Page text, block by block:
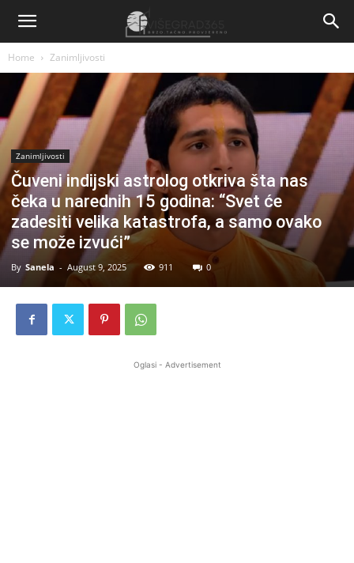
Home Zanimljivosti
Zanimljivosti
Čuveni indijski astrolog otkriva šta nas
čeka u narednih 15 godina: “Svet će
zadesiti velika katastrofa, a samo ovako
se može izvući”
By Sanela - August 9, 2025 911 0
Oglasi - Advertisement